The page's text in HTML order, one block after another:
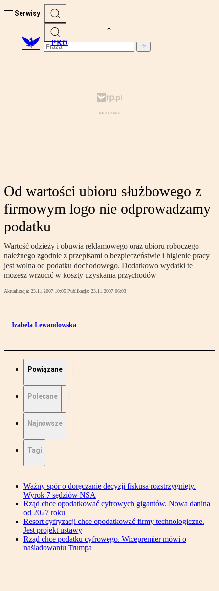
Serwisy
PRO
Od wartości ubioru służbowego z
firmowym logo nie odprowadzamy
podatku
Wartość odzieży i obuwia reklamowego oraz ubioru roboczego
należnego zgodnie z przepisami o bezpieczeństwie i higienie pracy
jest wolna od podatku dochodowego. Dodatkowo wydatki te
możesz wrzucić w koszty uzyskania przychodów
Aktualizacja: 23.11.2007 10:05 Publikacja: 23.11.2007 06:03
Izabela Lewandowska
Powiązane
Polecane
Najnowsze
Tagi
Ważny spór o doręczanie decyzji fiskusa rozstrzygnięty.
Wyrok 7 sędziów NSA
Rząd chce opodatkować cyfrowych gigantów. Nowa danina
od 2027 roku
Resort cyfryzacji chce opodatkować firmy technologiczne.
Jest projekt ustawy
Rząd chce podatku cyfrowego. Wicepremier mówi o
naśladowaniu Trumpa